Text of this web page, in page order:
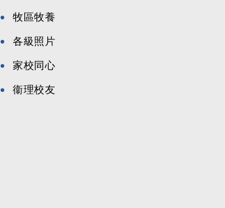
牧區牧養
各級照片
家校同心
衞理校友